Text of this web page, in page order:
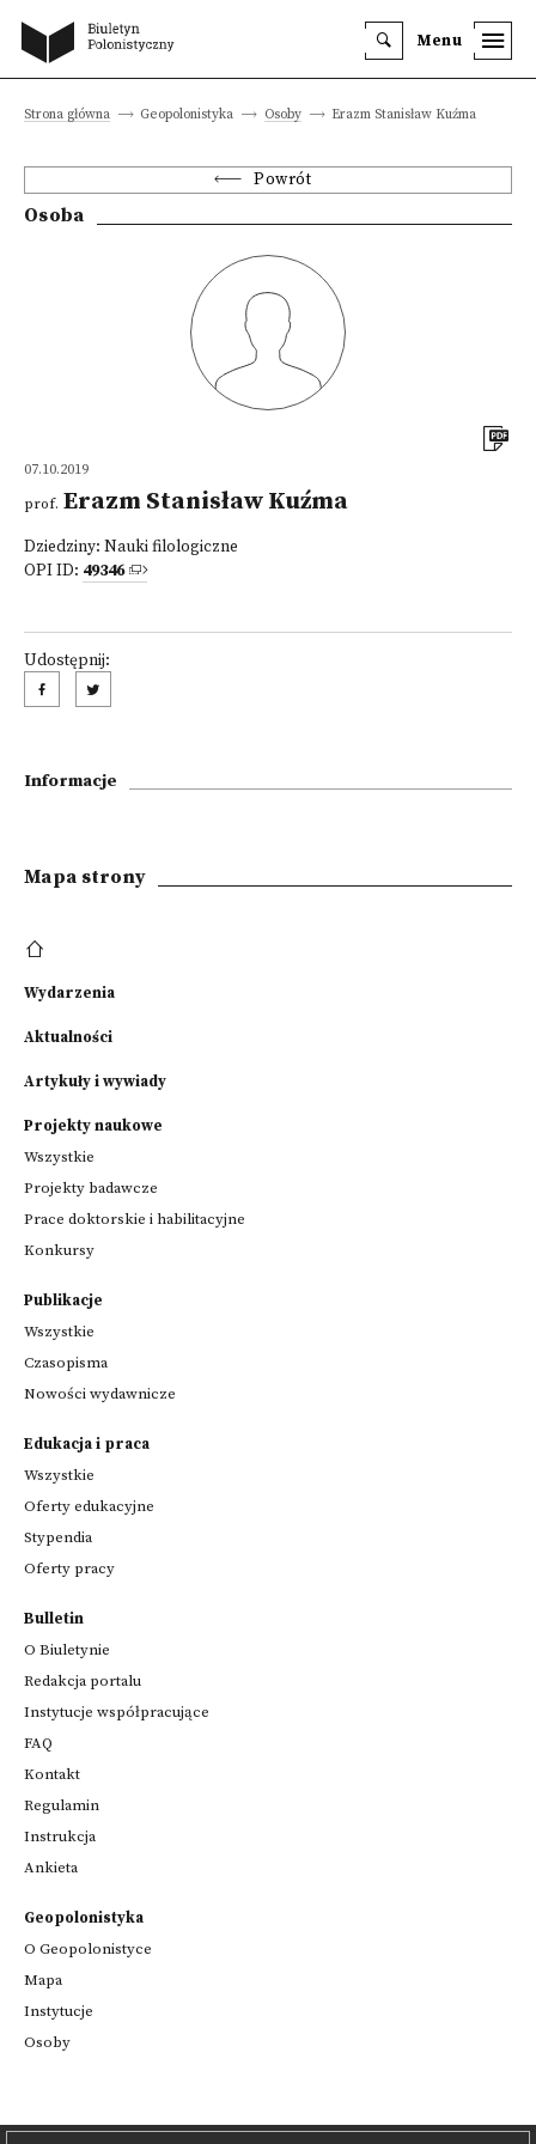
Menu
Strona główna Geopolonistyka Osoby Erazm Stanisław Kuźma
Powrót
Osoba
07.10.2019
prof. Erazm Stanisław Kuźma
Dziedziny: Nauki filologiczne
OPI ID: 49346
Udostępnij:
Informacje
Mapa strony
Wydarzenia
Aktualności
Artykuły i wywiady
Projekty naukowe
Wszystkie
Projekty badawcze
Prace doktorskie i habilitacyjne
Konkursy
Publikacje
Wszystkie
Czasopisma
Nowości wydawnicze
Edukacja i praca
Wszystkie
Oferty edukacyjne
Stypendia
Oferty pracy
Bulletin
O Biuletynie
Redakcja portalu
Instytucje współpracujące
FAQ
Kontakt
Regulamin
Instrukcja
Ankieta
Geopolonistyka
O Geopolonistyce
Mapa
Instytucje
Osoby